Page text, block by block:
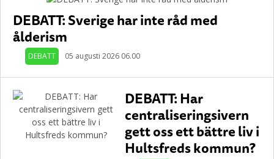
DEBATT: Sverige har inte råd med
ålderism
DEBATT 05 augusti 2026 06.00
DEBATT: Har
centraliseringsivern
gett oss ett bättre liv i
Hultsfreds kommun?